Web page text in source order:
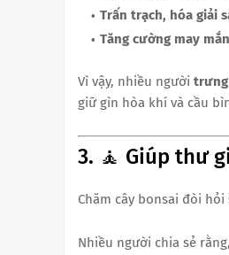
Trấn trạch, hóa giải
Tăng cường may
Vì vậy, nhiều người trưng
giữ gìn hòa khí và cầu
3. 🧘 Giúp thư
Chăm cây bonsai đòi
Nhiều người chia sẻ